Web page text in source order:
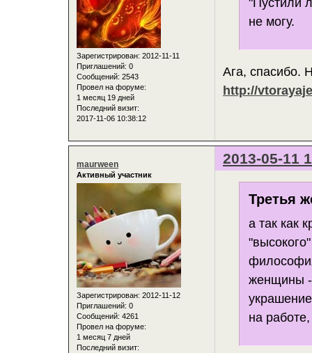
Зарегистрирован: 2012-11-11
Приглашений: 0
Сообщений: 2543
Провел на форуме:
1 месяц 19 дней
Последний визит:
2017-11-06 10:38:12
"Пустили
не могу.
Ага, спасибо.
http://
2013-05-11
maurween
Активный участник
Зарегистрирован: 2012-11-12
Приглашений: 0
Сообщений: 4261
Провел на форуме:
1 месяц 7 дней
Последний визит:
Третья
а так как
женщины -
на